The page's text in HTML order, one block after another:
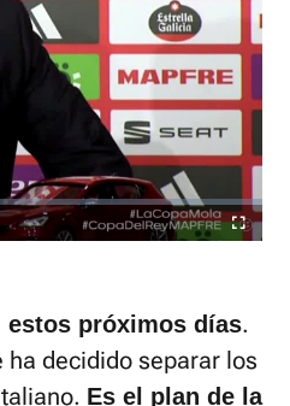
Fullscreen
próximos días.
ha decidido separar los
Es el plan de la